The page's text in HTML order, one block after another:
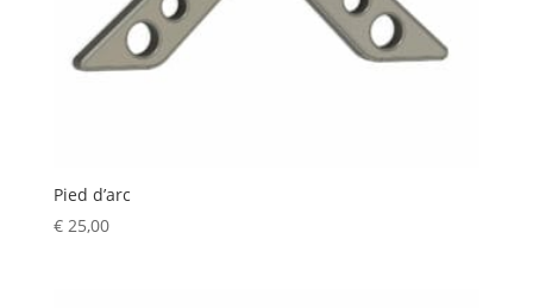
Pied d’arc
€25,00